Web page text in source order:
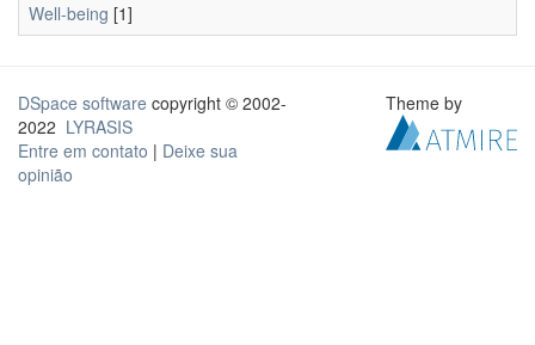
Well-being [1]
DSpace software copyright © 2002-
2022 LYRASIS
Entre em contato | Deixe sua
opinião
Theme by